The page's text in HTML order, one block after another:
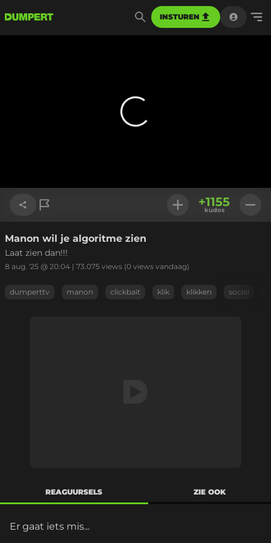
INSTUREN
Link kopiëren
+1155
kudos
Manon wil je algoritme zien
Laat zien dan!!!
8 aug. '25 @ 20:04 | 73.075 views (0 views vandaag)
dumperttv manon clickbait klik klikken social
REAGUURSELS ZIE OOK
Er gaat iets mis...